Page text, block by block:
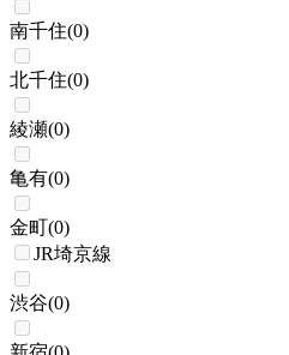
南千住(0)
北千住(0)
綾瀬(0)
亀有(0)
金町(0)
JR埼京線
渋谷(0)